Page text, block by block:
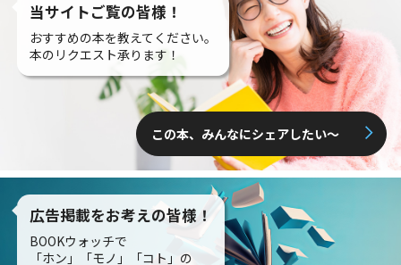
当サイトご覧の皆様！
おすすめの本を教えてください。
本のリクエスト承ります！
この本、みんなにシェアしたい〜
広告掲載をお考えの皆様！
BOOKウォッチで
「ホン」「モノ」「コト」の